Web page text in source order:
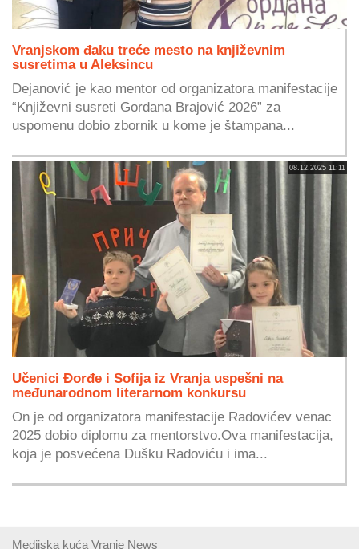
Vranjskom đaku treće mesto na književnim
susretima u Aleksincu
Dejanović je kao mentor od organizatora manifestacije
“Književni susreti Gordana Brajović 2026” za
uspomenu dobio zbornik u kome je štampana...
08.12.2025 11:11
Učenici Đorđe i Sofija iz Vranja uspešni na
međunarodnom literarnom konkursu
On je od organizatora manifestacije Radovićev venac
2025 dobio diplomu za mentorstvo.Ova manifestacija,
koja je posvećena Dušku Radoviću i ima...
Medijska kuća Vranje News